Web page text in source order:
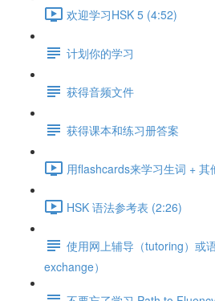
欢迎学习HSK 5 (4:52)
计划你的学习
获得音频文件
获得课本和练习册答案
用flashcards来学习生词 + 其
HSK 语法参考表 (2:26)
使用网上辅导（tutoring）或
exchange）